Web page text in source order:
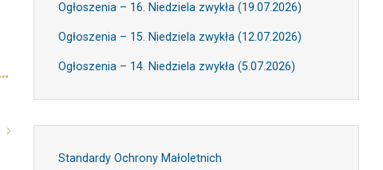
Ogłoszenia – 16. Niedziela zwykła (19.07.2026)
Ogłoszenia – 15. Niedziela zwykła (12.07.2026)
Ogłoszenia – 14. Niedziela zwykła (5.07.2026)
Standardy Ochrony Małoletnich